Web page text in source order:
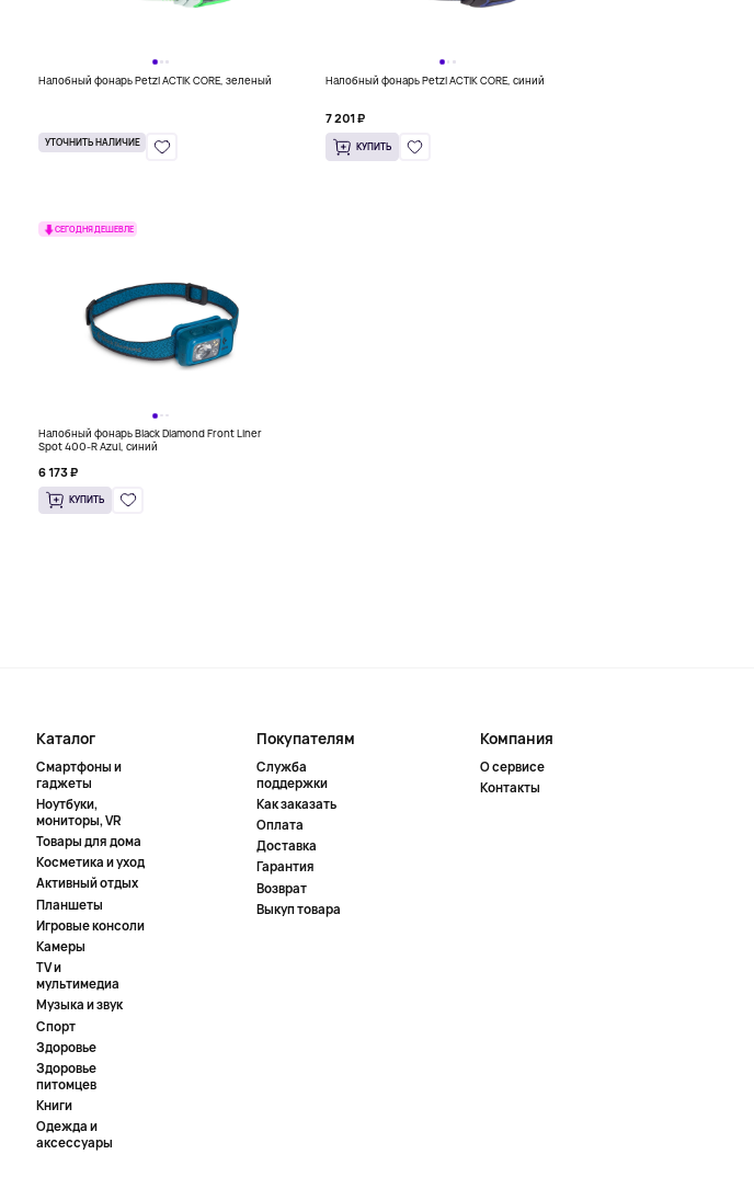
Налобный фонарь Petzl ACTIK CORE, зеленый
УТОЧНИТЬ НАЛИЧИЕ
Налобный фонарь Petzl ACTIK CORE, синий
7 201 ₽
КУПИТЬ
СЕГОДНЯ ДЕШЕВЛЕ
Налобный фонарь Black Diamond Front Liner
Spot 400-R Azul, синий
6 173 ₽
КУПИТЬ
Каталог
Смартфоны и
гаджеты
Ноутбуки,
мониторы, VR
Товары для дома
Косметика и уход
Активный отдых
Планшеты
Игровые консоли
Камеры
TV и
мультимедиа
Музыка и звук
Спорт
Здоровье
Здоровье
питомцев
Книги
Одежда и
аксессуары
Покупателям
Служба
поддержки
Как заказать
Оплата
Доставка
Гарантия
Возврат
Выкуп товара
Компания
О сервисе
Контакты